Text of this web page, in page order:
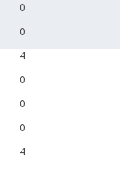
0
0
4
0
0
0
4